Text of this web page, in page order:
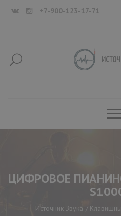
+7-900-123-17-71
ЦИФРОВОЕ ПИАНИНО
Источник Звука